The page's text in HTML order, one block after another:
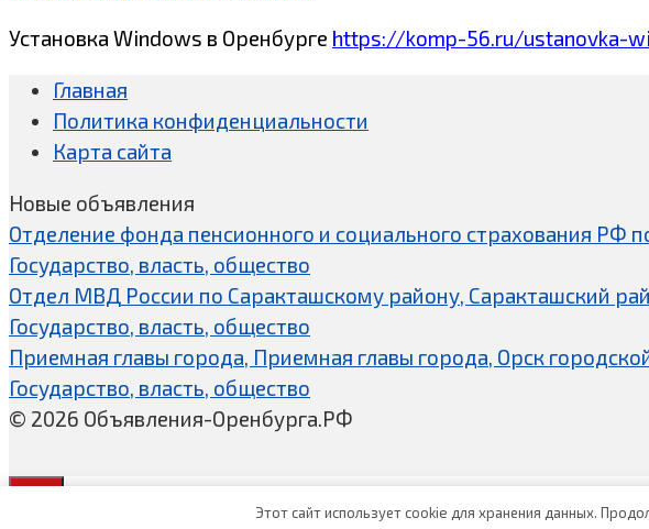
Установка Windows в Оренбурге https://komp-56.ru/ustanovka-
Главная
Политика конфиденциальности
Карта сайта
Новые объявления
Отделение фонда пенсионного и социального страхования РФ
Государство, власть, общество
Отдел МВД России по Саракташскому району, Саракташский
Государство, власть, общество
Приемная главы города, Приемная главы города, Орск
Государство, власть, общество
© 2026 Объявления-Оренбурга.РФ
Этот сайт использует cookie для хранения данных.